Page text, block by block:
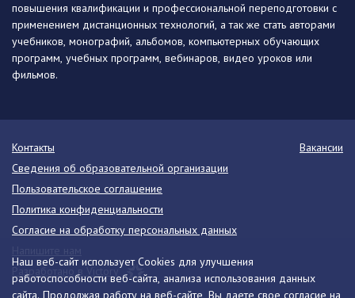
Наш веб-сайт использует Cookies для улучшения
работоспособности веб-сайта, анализа использования данных
сайта. Продолжая работу на веб-сайте, Вы даете свое согласие на
повышения квалификации и профессиональной переподготовки с
применением дистанционных технологий, а так же стать авторами
учебников, монографий, альбомов, компьютерных обучающих
программ, учебных программ, вебинаров, видео уроков или
фильмов.
Контакты
Вакансии
Сведения об образовательной организации
Пользовательское соглашение
Политика конфиденциальности
Согласие на обработку персональных данных
Разработано в Victory